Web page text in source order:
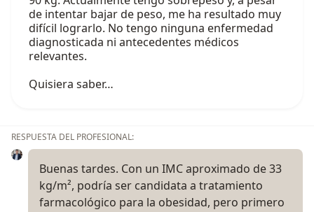
de intentar bajar de peso, me ha resultado muy
difícil lograrlo. No tengo ninguna enfermedad
diagnosticada ni antecedentes médicos
relevantes.
Quisiera saber…
RESPUESTA DEL PROFESIONAL:
Buenas tardes. Con un IMC aproximado de 33
kg/m², podría ser candidata a tratamiento
farmacológico para la obesidad, pero primero